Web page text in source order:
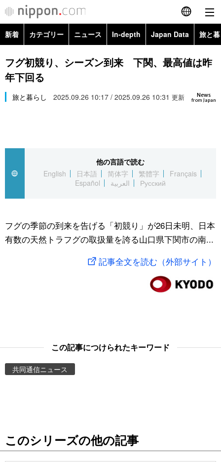
English
简体字
Русский
カテゴリー
経済・ビジネス
国際
文化
トップ
アーカイブ
In-depth
Japan Data
動画/Live
Images
People
新着 カテゴリー ニュース In-depth Japan Data 旅と
政治・外交
経済・ビジネス
スポーツ・東京2020
Topics
フグ初競り、シーズン到来 下関、最高値は昨
年下回る
News
from Japan
旅と暮らし 2025.09.26 10:17 / 2025.09.26 10:31 更新
他の言語で読む
English
日本語 简体字 繁體字
Français
Español
العربية Русский
フグの季節の到来を告げる「初競り」が26日未明、日本
有数の天然トラフグの取扱量を誇る山口県下関市の南...
記事全文を読む（外部サイト）
この記事につけられたキーワード
共同通信ニュース
このシリーズの他の記事